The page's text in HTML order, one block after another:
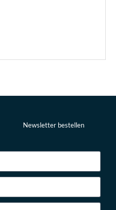
Newsletter bestellen